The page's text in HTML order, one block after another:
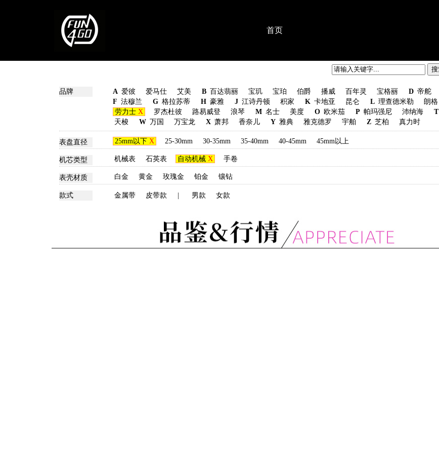
首页
品牌 A 爱彼 爱马仕 艾美 B 百达翡丽 宝玑 宝珀 伯爵 播威 百年灵 宝格丽 D 帝舵
F 法穆兰 G 格拉苏蒂 H 豪雅 J 江诗丹顿 积家 K 卡地亚 昆仑 L 理查德米勒
朗格
劳力士 X 罗杰杜彼 路易威登 浪琴 M 名士 美度 O 欧米茄 P 帕玛强尼 沛纳海
T
天梭
W 万国 万宝龙 X 萧邦 香奈儿 Y 雅典 雅克德罗 宇舶 Z 芝柏 真力时
表盘直径 25mm以下 X 25-30mm 30-35mm 35-40mm 40-45mm 45mm以上
机芯类型 机械表 石英表 自动机械 X 手卷
表壳材质 白金 黄金 玫瑰金 铂金 镶钻
款式 金属带 皮带款 男款 女款